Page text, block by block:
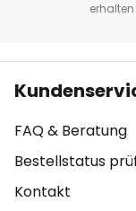
FAQ & Beratung
Bestellstatus
Kontakt